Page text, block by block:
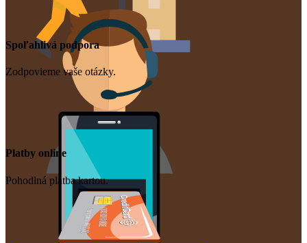
Spoľahlivá podpora
Zodpovieme vaše otázky.
Platby online
Pohodlná platba kartou.